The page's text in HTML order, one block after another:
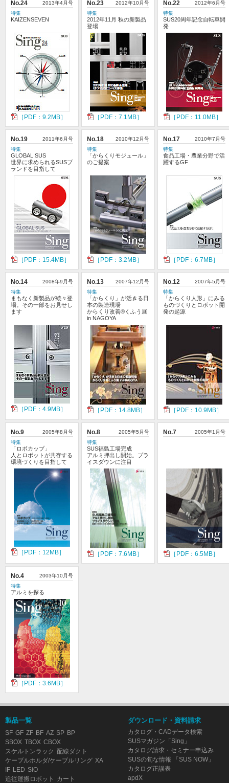
No.24
2013年4月号
特集
KAIZENSEVEN
［PDF：9.2MB］
No.23
2012年10月号
特集
2012年11月 秋の新製品
登場
［PDF：7.1MB］
No.22
2012年6月号
特集
SUS20周年記念自転車開
発
［PDF：11.0MB］
No.19
2011年6月号
特集
GLOBAL SUS
世界に求められるSUSブ
ランドを目指して
［PDF：15.4MB］
No.18
2010年12月号
特集
「からくりモジュール」
のご提案
［PDF：3.2MB］
No.17
2010年7月号
特集
食品工場・農業分野で活
躍するGF
［PDF：6.7MB］
No.14
2008年9月号
特集
まもなく新製品が続々登
場。その一部をお見せし
ます
［PDF：4.9MB］
No.13
2007年12月号
特集
「からくり」が活きる日
本の製造現場
からくり改善®くふう展
in NAGOYA
［PDF：14.8MB］
No.12
2007年5月号
特集
「からくり人形」にみる
ものづくりとロボット開
発の起源
［PDF：10.9MB］
No.9
2005年8月号
特集
「ロボカップ」
人とロボットが共存する
環境づくりを目指して
［PDF：12MB］
No.8
2005年5月号
特集
SUS福島工場完成
アルミ押出し開始。プラ
イスダウンに注目
［PDF：7.6MB］
No.7 2005年1月号
［PDF：6.5MB］
No.4
2003年10月号
特集
アルミを探る
［PDF：3.6MB］
製品一覧
SF GF ZF BF AZ SP BP
SBOX TBOX CBOX
スケルトンラック 配線ダクト
ケーブルホルダ/ケーブルリング XA
IF LED SiO
追従運搬ロボット
カート
ダウンロード・資料請求
カタログ・CADデータ検索
SUSマガジン「Sing」
カタログ請求・セミナー申込み
SUSの旬な情報 「SUS NOW」
カタログ正誤表
apdX